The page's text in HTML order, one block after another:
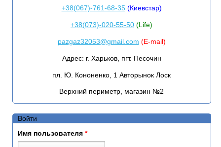
+38(067)-761-68-35(Киевстар)
+38(073)-020-55-50 (Life)
pazgaz32053@gmail.com (E-mail)
Адрес: г. Харьков, пгт. Песочин
пл. Ю. Кононенко, 1 Авторынок Лоск
Верхний периметр, магазин №2
Войти
Имя пользователя *